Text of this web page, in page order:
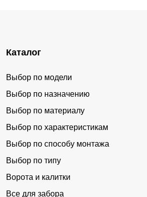
Каталог
Выбор по модели
Выбор по назначению
Выбор по материалу
Выбор по характеристикам
Выбор по способу монтажа
Выбор по типу
Ворота и калитки
Все для забора